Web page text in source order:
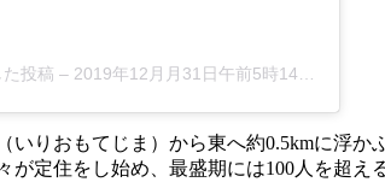
投稿 – 2019年12月月31日午前5時14分PST
いりおもてじま）から東へ約0.5kmに浮
が定住をし始め、最盛期には100人を超え